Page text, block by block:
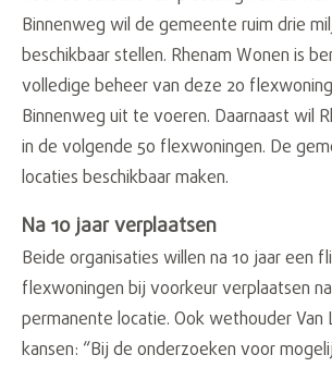
Binnenweg wil de gemeente ruim drie
beschikbaar stellen. Rhenam Wonen is
volledige beheer van deze 20
Binnenweg uit te voeren. Daarnaast wil
in de volgende 50 flexwoningen. De
locaties beschikbaar maken.
Na 10 jaar verplaatsen
Beide organisaties willen na 10 jaar een
flexwoningen bij voorkeur verplaatsen
permanente locatie. Ook wethouder Van
kansen: “Bij de onderzoeken voor